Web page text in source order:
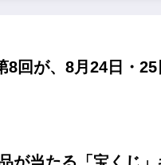
回が、8月24日・